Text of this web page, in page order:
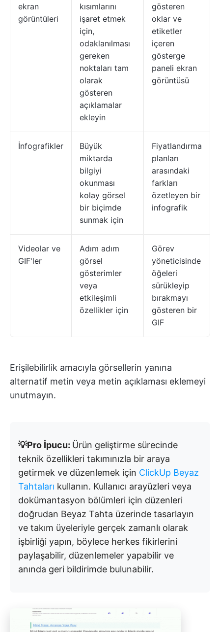
ekran
görüntüleri
kısımlarını
işaret etmek
için,
odaklanılması
gereken
noktaları tam
olarak
gösteren
açıklamalar
ekleyin
gösteren
oklar ve
etiketler
içeren
gösterge
paneli ekran
görüntüsü
İnfografikler
Büyük
miktarda
bilgiyi
okunması
kolay görsel
bir biçimde
sunmak için
Fiyatlandırma
planları
arasındaki
farkları
özetleyen bir
infografik
Videolar ve
GIF'ler
Adım adım
görsel
gösterimler
veya
etkileşimli
özellikler için
Görev
yöneticisinde
öğeleri
sürükleyip
bırakmayı
gösteren bir
GIF
Erişilebilirlik amacıyla görsellerin yanına
alternatif metin veya metin açıklaması eklemeyi
unutmayın.
💡Pro İpucu: Ürün geliştirme sürecinde
teknik özellikleri takımınızla bir araya
getirmek ve düzenlemek için ClickUp Beyaz
Tahtaları kullanın. Kullanıcı arayüzleri veya
dokümantasyon bölümleri için düzenleri
doğrudan Beyaz Tahta üzerinde tasarlayın
ve takım üyeleriyle gerçek zamanlı olarak
işbirliği yapın, böylece herkes fikirlerini
paylaşabilir, düzenlemeler yapabilir ve
anında geri bildirimde bulunabilir.